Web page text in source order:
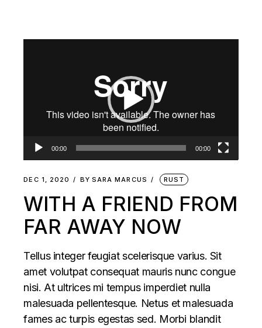
00:00 00:00
DEC 1, 2020 BY SARA MARCUS RUST
WITH A FRIEND FROM
FAR AWAY NOW
Tellus integer feugiat scelerisque varius. Sit
amet volutpat consequat mauris nunc congue
nisi. At ultrices mi tempus imperdiet nulla
malesuada pellentesque. Netus et malesuada
fames ac turpis egestas sed. Morbi blandit